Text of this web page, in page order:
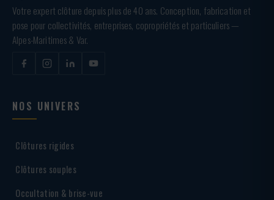
Votre expert clôture depuis plus de 40 ans. Conception, fabrication et
pose pour collectivités, entreprises, copropriétés et particuliers —
Alpes-Maritimes & Var.
NOS UNIVERS
Clôtures rigides
Clôtures souples
Occultation & brise-vue